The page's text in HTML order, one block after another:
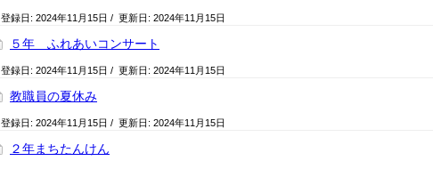
登録日: 2024年11月15日 / 更新日: 2024年11月15日
５年 ふれあいコンサート
登録日: 2024年11月15日 / 更新日: 2024年11月15日
教職員の夏休み
登録日: 2024年11月15日 / 更新日: 2024年11月15日
２年まちたんけん